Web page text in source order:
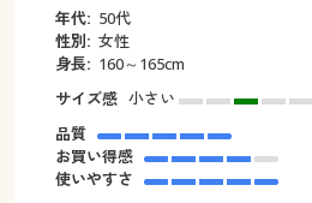
年代: 50代
性別: 女性
身長: 160～165cm
サイズ感 小さい
品質
お買い得感
使いやすさ